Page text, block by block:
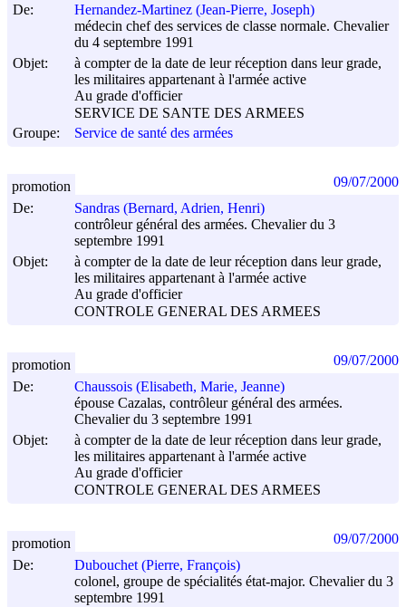
De:
Hernandez-Martinez (Jean-Pierre, Joseph)
médecin chef des services de classe normale. Chevalier
du 4 septembre 1991
Objet:
à compter de la date de leur réception dans leur grade,
les militaires appartenant à l'armée active
Au grade d'officier
SERVICE DE SANTE DES ARMEES
Groupe:
Service de santé des armées
De:
Sandras (Bernard, Adrien, Henri)
contrôleur général des armées. Chevalier du 3
septembre 1991
Objet:
à compter de la date de leur réception dans leur grade,
les militaires appartenant à l'armée active
Au grade d'officier
CONTROLE GENERAL DES ARMEES
promotion 09/07/2000
De:
Chaussois (Elisabeth, Marie, Jeanne)
épouse Cazalas, contrôleur général des armées.
Chevalier du 3 septembre 1991
Objet:
à compter de la date de leur réception dans leur grade,
les militaires appartenant à l'armée active
Au grade d'officier
CONTROLE GENERAL DES ARMEES
promotion 09/07/2000
De:
Dubouchet (Pierre, François)
colonel, groupe de spécialités état-major. Chevalier du 3
septembre 1991
promotion 09/07/2000